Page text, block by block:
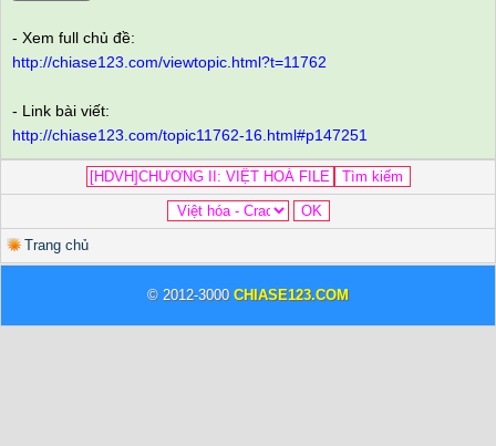
- Xem full chủ đề:
http://chiase123.com/viewtopic.html?t=11762
- Link bài viết:
http://chiase123.com/topic11762-16.html#p147251
Trang chủ
© 2012-3000 CHIASE123.COM